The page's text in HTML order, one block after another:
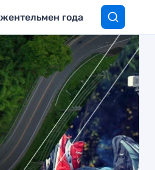
года